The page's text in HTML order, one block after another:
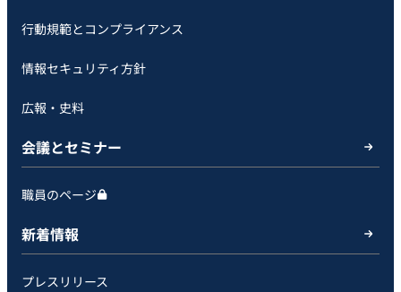
行動規範とコンプライアンス
情報セキュリティ方針
広報・史料
会議とセミナー
職員のページ
新着情報
プレスリリース